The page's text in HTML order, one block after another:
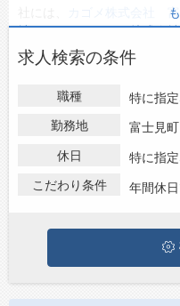
【初めての方へ】
長野県の求人検索で選ばれる
転職支援サービスについて
転職支援サービス
転職ノウハウ(応募書類の書
転職・採用コラム
カゴメ株式会社
社・エフィシエント株式会社
の条件で絞り込みができます
長野県富士見町の地域密着
は長野県富士見町の求人情
正社員の求人
は13件、派遣
トの求人は0件です。
第二新卒から50代・60代以
富士見町で年間休日120日
は、ぜひ興味のある職種に
求人検索の条件
職種
特に指
勤務地
富士見町
休日
特に指
こだわり条件
年間休